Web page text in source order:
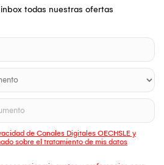
todas nuestras ofertas
de Canales Digitales OECHSLE y
sobre el tratamiento de mis datos